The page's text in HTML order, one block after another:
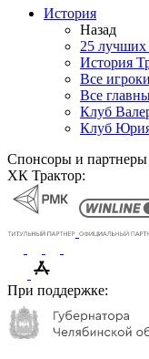
История
Назад
25 лучших
История
Все игроки
Все
Клуб
Клуб
Спонсоры и партнеры
ХК Трактор:
При поддержке: